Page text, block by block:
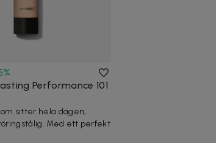
%
Performance 101
sitter hela dagen,
Med ett perfekt